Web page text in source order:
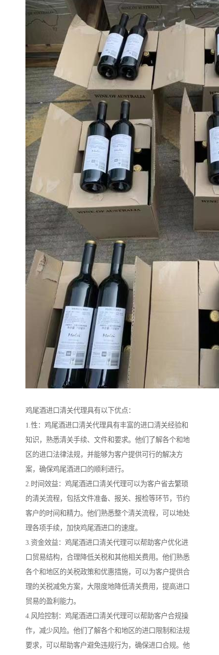
鸡尾酒进口清关代理具有以下优点：
1.性：鸡尾酒进口清关代理具有丰富的进口清关经验和
知识，熟悉清关手续、文件和要求。他们了解各个和地
区的进口法律法规，并能够为客户提供可行的解决方
案，确保鸡尾酒进口的顺利进行。
2.时间效益：鸡尾酒进口清关代理可以为客户省去繁琐
的清关流程，包括文件准备、报关、报检等环节，节约
客户的时间和精力。他们熟悉整个清关流程，可以地处
理各项手续，加快鸡尾酒进口的速度。
3.资金效益：鸡尾酒进口清关代理可以帮助客户优化进
口贸易结构，合理降低关税和其他相关费用。他们熟悉
各个和地区的关税政策和优惠措施，可以为客户提供合
理的关税减免方案，大限度地降低清关费用，提高进口
贸易的盈利能力。
4.风险控制：鸡尾酒进口清关代理可以帮助客户合规操
作，减少风险。他们了解各个和地区的进口限制和法规
要求，可以帮助客户避免违规行为，确保进口合规。他